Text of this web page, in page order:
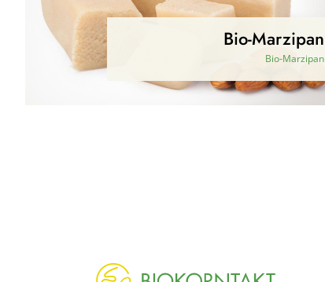
Bio-Marzipan
Bio-Marzipan